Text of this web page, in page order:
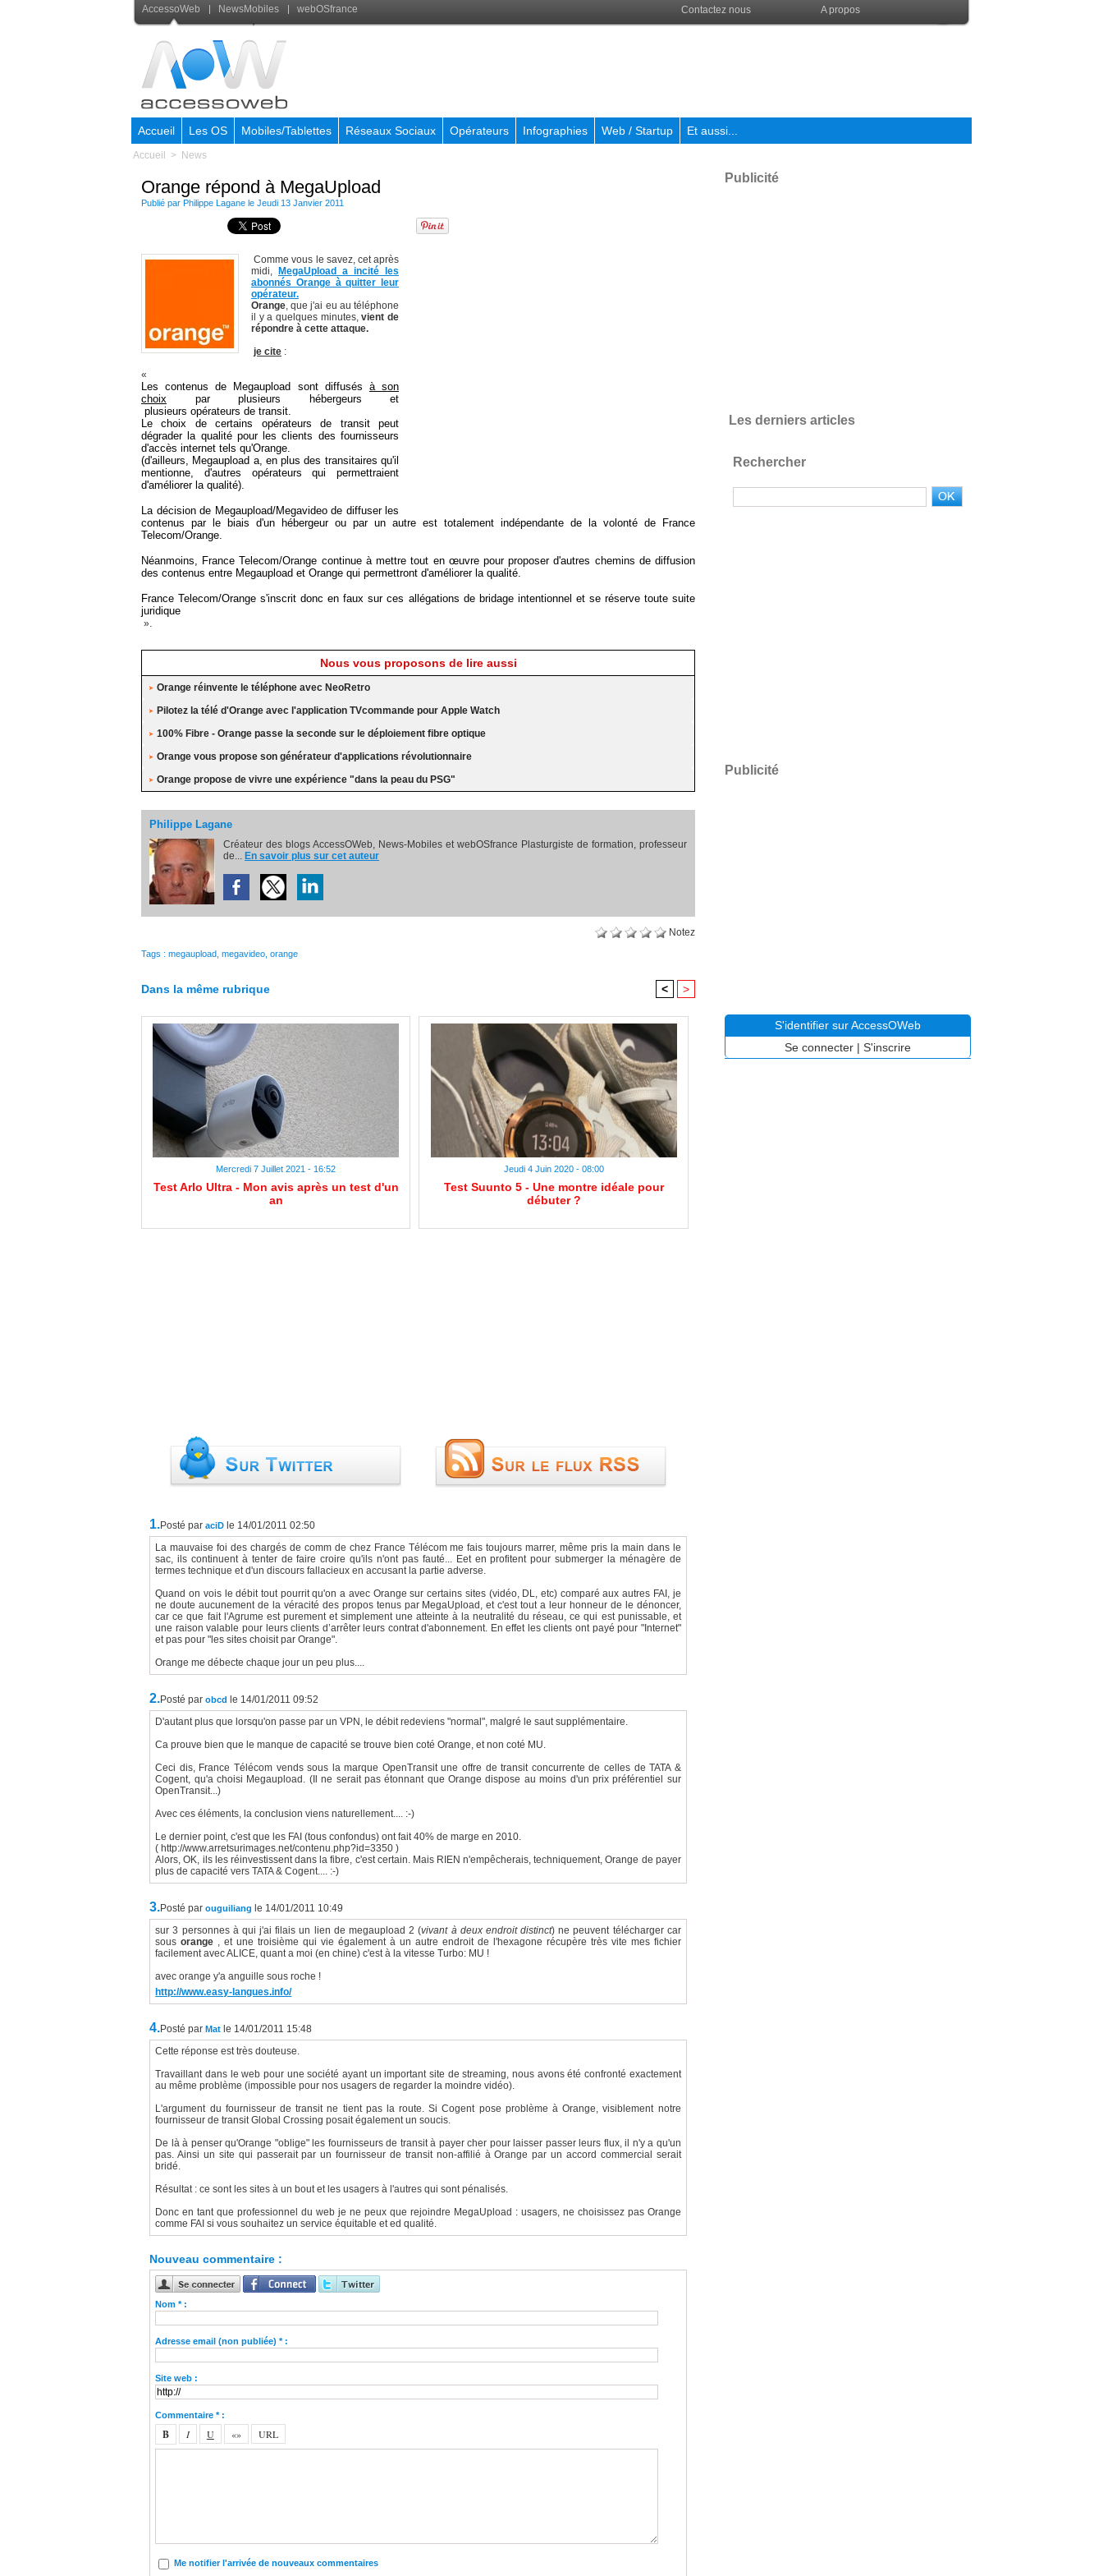
AccessoWeb NewsMobiles webOSfrance Contactez nous A propos
Accueil Les OS Mobiles/Tablettes Réseaux Sociaux Opérateurs Infographies Web / Startup Et aussi...
Accueil > News
Orange répond à MegaUpload
Publié par Philippe Lagane le Jeudi 13 Janvier 2011
Comme vous le savez, cet après
midi,
MegaUpload a incité les
abonnés Orange à quitter leur
opérateur.
Orange, que j'ai eu au téléphone
il y a quelques minutes,vient de
répondre à cette attaque.
je cite :
«
Les contenus de Megaupload sont diffusés à son
choix par plusieurs hébergeurs et
plusieurs opérateurs de transit.
Le choix de certains opérateurs de transit peut
dégrader la qualité pour les clients des fournisseurs
d'accès internet tels qu'Orange.
(d'ailleurs, Megaupload a, en plus des transitaires qu'il
mentionne, d'autres opérateurs qui permettraient
d'améliorer la qualité).
La décision de Megaupload/Megavideo de diffuser les
contenus par le biais d'un hébergeur ou par un autre est totalement indépendante de la volonté de France
Telecom/Orange.
Néanmoins, France Telecom/Orange continue à mettre tout en œuvre pour proposer d'autres chemins de diffusion
des contenus entre Megaupload et Orange qui permettront d'améliorer la qualité.
France Telecom/Orange s'inscrit donc en faux sur ces allégations de bridage intentionnel et se réserve toute suite
juridique
».
Nous vous proposons de lire aussi
Orange réinvente le téléphone avec NeoRetro
Pilotez la télé d'Orange avec l'application TVcommande pour Apple Watch
100% Fibre - Orange passe la seconde sur le déploiement fibre optique
Orange vous propose son générateur d'applications révolutionnaire
Orange propose de vivre une expérience "dans la peau du PSG"
Philippe Lagane
Créateur des blogs AccessOWeb, News-Mobiles et webOSfrance Plasturgiste de formation, professeur
de... En savoir plus sur cet auteur
Notez
Tags : megaupload megavideo orange
Dans la même rubrique < >
Mercredi 7 Juillet 2021 - 16:52
Test Arlo Ultra - Mon avis après un test d'un
an
Jeudi 4 Juin 2020 - 08:00
Test Suunto 5 - Une montre idéale pour
débuter ?
1.Posté par aciD le 14/01/2011 02:50
La mauvaise foi des chargés de comm de chez France Télécom me fais toujours marrer, même pris la main dans le
sac, ils continuent à tenter de faire croire qu'ils n'ont pas fauté... Eet en profitent pour submerger la ménagère de
termes technique et d'un discours fallacieux en accusant la partie adverse.
Quand on vois le débit tout pourrit qu'on a avec Orange sur certains sites (vidéo, DL, etc) comparé aux autres FAI, je
ne doute aucunement de la véracité des propos tenus par MegaUpload, et c'est tout a leur honneur de le dénoncer,
car ce que fait l'Agrume est purement et simplement une atteinte à la neutralité du réseau, ce qui est punissable, et
une raison valable pour leurs clients d’arrêter leurs contrat d'abonnement. En effet les clients ont payé pour "Internet"
et pas pour "les sites choisit par Orange".
Orange me débecte chaque jour un peu plus....
2.Posté par obcd le 14/01/2011 09:52
D'autant plus que lorsqu'on passe par un VPN, le débit redeviens "normal", malgré le saut supplémentaire.
Ca prouve bien que le manque de capacité se trouve bien coté Orange, et non coté MU.
Ceci dis, France Télécom vends sous la marque OpenTransit une offre de transit concurrente de celles de TATA &
Cogent, qu'a choisi Megaupload. (Il ne serait pas étonnant que Orange dispose au moins d'un prix préférentiel sur
OpenTransit...)
Avec ces éléments, la conclusion viens naturellement.... :-)
Le dernier point, c'est que les FAI (tous confondus) ont fait 40% de marge en 2010.
( http://www.arretsurimages.net/contenu.php?id=3350 )
Alors, OK, ils les réinvestissent dans la fibre, c'est certain. Mais RIEN n'empêcherais, techniquement, Orange de payer
plus de capacité vers TATA & Cogent.... :-)
3.Posté par ouguiliang le 14/01/2011 10:49
sur 3 personnes à qui j'ai filais un lien de megaupload 2 (vivant à deux endroit distinct) ne peuvent télécharger car
sousorange , et une troisième qui vie également à un autre endroit de l'hexagone récupère très vite mes fichier
facilement avec ALICE, quant a moi (en chine) c'est à la vitesse Turbo: MU !
avec orange y'a anguille sous roche !
http://www.easy-langues.info/
4.Posté par Mat le 14/01/2011 15:48
Cette réponse est très douteuse.
Travaillant dans le web pour une société ayant un important site de streaming, nous avons été confronté exactement
au même problème (impossible pour nos usagers de regarder la moindre vidéo).
L'argument du fournisseur de transit ne tient pas la route. Si Cogent pose problème à Orange, visiblement notre
fournisseur de transit Global Crossing posait également un soucis.
De là à penser qu'Orange "oblige" les fournisseurs de transit à payer cher pour laisser passer leurs flux, il n'y a qu'un
pas. Ainsi un site qui passerait par un fournisseur de transit non-affilié à Orange par un accord commercial serait
bridé.
Résultat : ce sont les sites à un bout et les usagers à l'autres qui sont pénalisés.
Donc en tant que professionnel du web je ne peux que rejoindre MegaUpload : usagers, ne choisissez pas Orange
comme FAI si vous souhaitez un service équitable et ed qualité.
Nouveau commentaire :
Nom * :
Adresse email (non publiée) * :
Site web :
Commentaire * :
Me notifier l'arrivée de nouveaux commentaires
Publicité
Les derniers articles
Rechercher
Publicité
S'identifier sur AccessOWeb
Se connecter | S'inscrire